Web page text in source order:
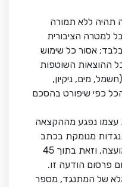
תהיה ללא תמורה
למטרה הציבורית
אסור כל שימוש
ההוצאות השוטפות
מים, ניקיון,
כפי שיפורט בהסכם
עצמו נפגע מההקצאה
מנומקת בכתב
לוועדת ההקצאות של המועצה, וזאת בתוך 45
פרסום הודעה זו.
של המתנגד, מספר